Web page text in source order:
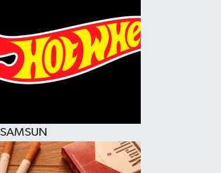
SAMSUN